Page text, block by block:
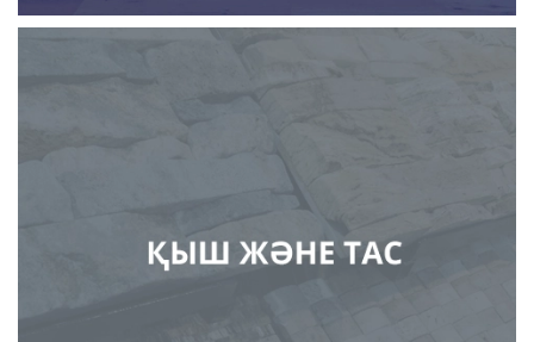
фарфордан жасалған бұйымдар
әрлеу тас